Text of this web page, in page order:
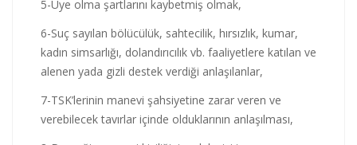
5-Üye olma şartlarını kaybetmiş olmak,
6-Suç sayılan bölücülük, sahtecilik, hırsızlık, kumar,
kadın simsarlığı, dolandırıcılık vb. faaliyetlere katılan ve
alenen yada gizli destek verdiği anlaşılanlar,
7-TSK’lerinin manevi şahsiyetine zarar veren ve
verebilecek tavırlar içinde olduklarının anlaşılması,